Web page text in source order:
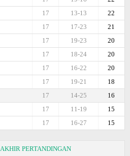
22
13-13
17
21
17-23
17
20
19-23
17
20
18-24
17
20
16-22
17
18
19-21
17
16
14-25
17
15
11-19
17
15
16-27
17
PERTANDINGAN